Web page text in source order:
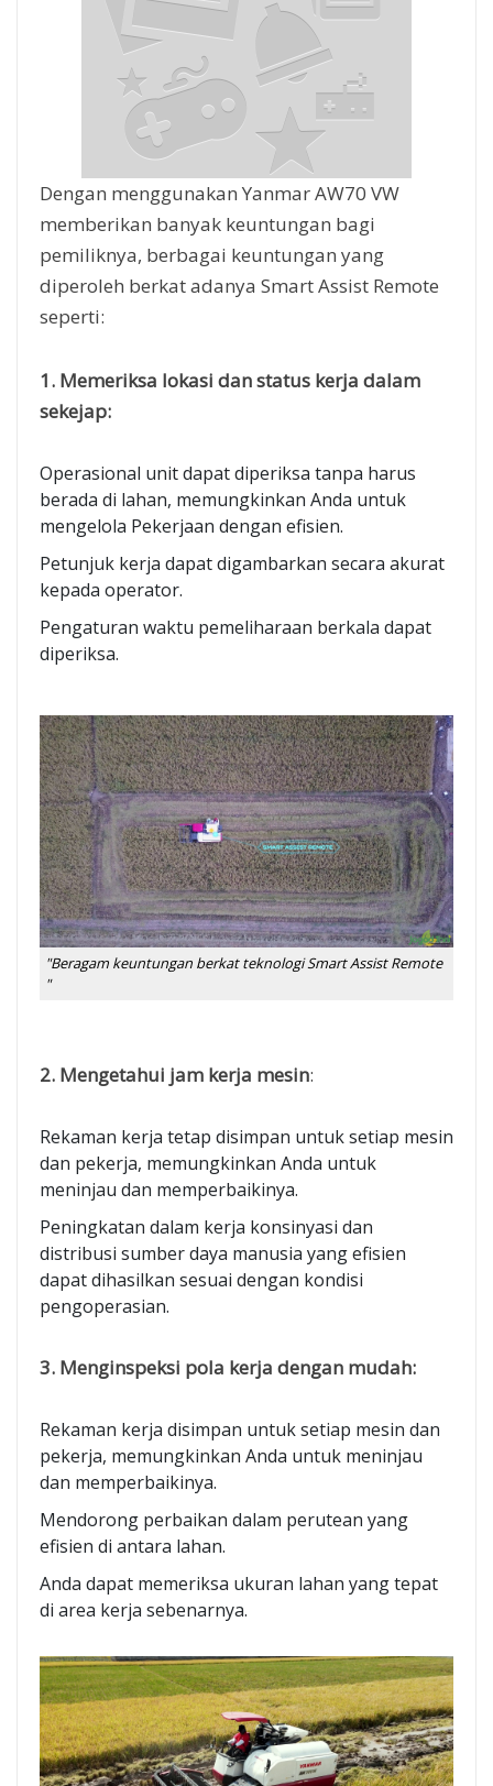
Dengan menggunakan Yanmar AW70 VW
memberikan banyak keuntungan bagi
pemiliknya, berbagai keuntungan yang
diperoleh berkat adanya Smart Assist Remote
seperti:
1. Memeriksa lokasi dan status kerja dalam
sekejap:
Operasional unit dapat diperiksa tanpa harus
berada di lahan, memungkinkan Anda untuk
mengelola Pekerjaan dengan efisien.
Petunjuk kerja dapat digambarkan secara akurat
kepada operator.
Pengaturan waktu pemeliharaan berkala dapat
diperiksa.
"Beragam keuntungan berkat teknologi Smart Assist Remote
"
2. Mengetahui jam kerja mesin:
Rekaman kerja tetap disimpan untuk setiap mesin
dan pekerja, memungkinkan Anda untuk
meninjau dan memperbaikinya.
Peningkatan dalam kerja konsinyasi dan
distribusi sumber daya manusia yang efisien
dapat dihasilkan sesuai dengan kondisi
pengoperasian.
3. Menginspeksi pola kerja dengan mudah:
Rekaman kerja disimpan untuk setiap mesin dan
pekerja, memungkinkan Anda untuk meninjau
dan memperbaikinya.
Mendorong perbaikan dalam perutean yang
efisien di antara lahan.
Anda dapat memeriksa ukuran lahan yang tepat
di area kerja sebenarnya.